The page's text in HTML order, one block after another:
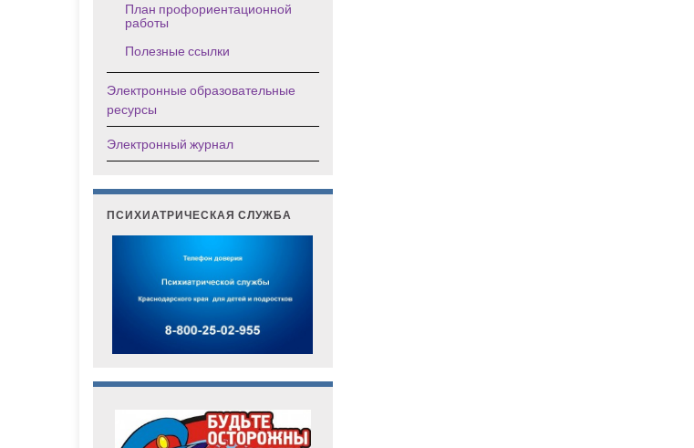
План профориентационной
работы
Полезные ссылки
Электронные образовательные
ресурсы
Электронный журнал
ПСИХИАТРИЧЕСКАЯ СЛУЖБА